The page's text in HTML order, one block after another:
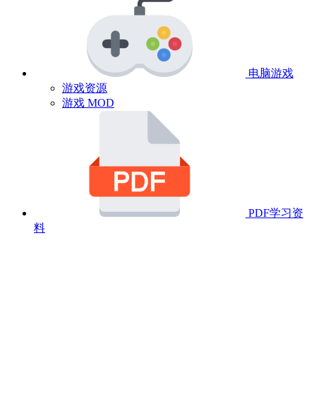
电脑游戏
游戏资源
游戏 MOD
PDF学习资
料